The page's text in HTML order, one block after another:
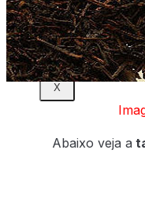
X
Abaixo veja a